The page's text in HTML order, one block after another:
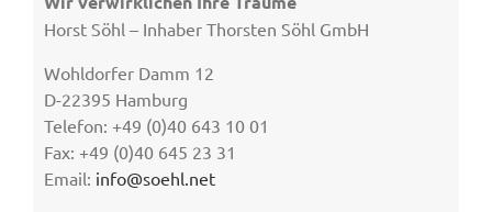
Horst Söhl – Inhaber Thorsten Söhl GmbH
Wohldorfer Damm 12
D-22395 Hamburg
Telefon: +49 (0)40 643 10 01
Fax: +49 (0)40 645 23 31
Email: info@soehl.net